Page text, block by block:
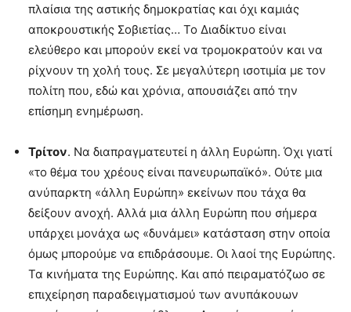
πλαίσια της αστικής δημοκρατίας και όχι καμιάς
αποκρουστικής Σοβιετίας… Το Διαδίκτυο είναι
ελεύθερο και μπορούν εκεί να τρομοκρατούν και να
ρίχνουν τη χολή τους. Σε μεγαλύτερη ισοτιμία με τον
πολίτη που, εδώ και χρόνια, απουσιάζει από την
επίσημη ενημέρωση.
Τρίτον. Να διαπραγματευτεί η άλλη Ευρώπη. Όχι γιατί
«το θέμα του χρέους είναι πανευρωπαϊκό». Ούτε μια
ανύπαρκτη «άλλη Ευρώπη» εκείνων που τάχα θα
δείξουν ανοχή. Αλλά μια άλλη Ευρώπη που σήμερα
υπάρχει μονάχα ως «δυνάμει» κατάσταση στην οποία
όμως μπορούμε να επιδράσουμε. Οι λαοί της Ευρώπης.
Τα κινήματα της Ευρώπης. Και από πειραματόζωο σε
επιχείρηση παραδειγματισμού των ανυπάκουων